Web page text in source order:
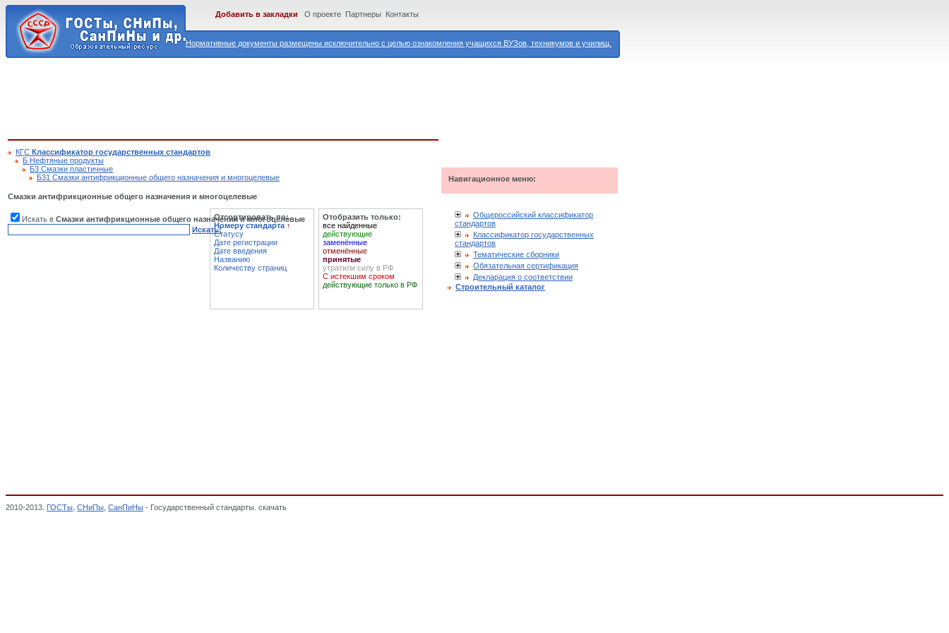
Нормативные документы размещены исключительно с целью ознакомления учащихся ВУЗов, техникумов и училищ.
Добавить в закладки О проекте Партнеры Контакты
КГС Классификатор государственных стандартов
Б Нефтяные продукты
Б3 Смазки пластичные
Б31 Смазки антифрикционные общего назначения и многоцелевые
Смазки антифрикционные общего назначения и многоцелевые
Искать в Смазки антифрикционные общего назначения и многоцелевые
Искать!
Отсортировать по:
Номеру стандарта ↑
Статусу
Дате регистрации
Дате введения
Названию
Количеству страниц
Отобразить только:
все найденные
действующие
заменённые
отменённые
принятые
утратили силу в РФ
С истекшим сроком
действующие только в РФ
Навигационное меню:
Общероссийский классификатор
стандартов
Классификатор государственных
стандартов
Тематические сборники
Обязательная сертификация
Декларация о соответствии
Строительный каталог
2010-2013. ГОСТы СНиПы СанПиНы - Государственный стандарты. скачать